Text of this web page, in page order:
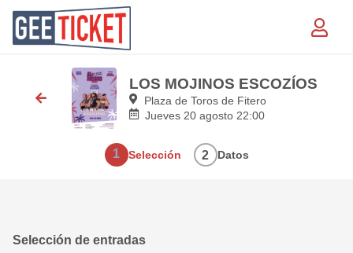
LOS MOJINOS ESCOZÍOS
Plaza de Toros de Fitero
jueves 20 agosto 22:00
1 Selección 2 Datos
Selección de entradas